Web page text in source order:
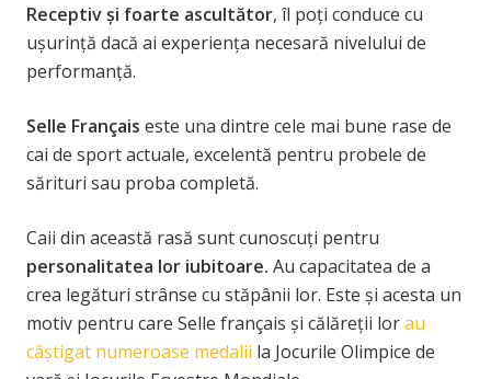
Receptiv şi foarte ascultător, îl poţi conduce cu
ușurință dacă ai experiența necesară nivelului de
performanță.
Selle Français este una dintre cele mai bune rase de
cai de sport actuale, excelentă pentru probele de
sărituri sau proba completă.
Caii din această rasă sunt cunoscuți pentru
personalitatea lor iubitoare. Au capacitatea de a
crea legături strânse cu stăpânii lor. Este și acesta un
motiv pentru care Selle français și călăreții lorau
câștigat numeroase medalii la Jocurile Olimpice de